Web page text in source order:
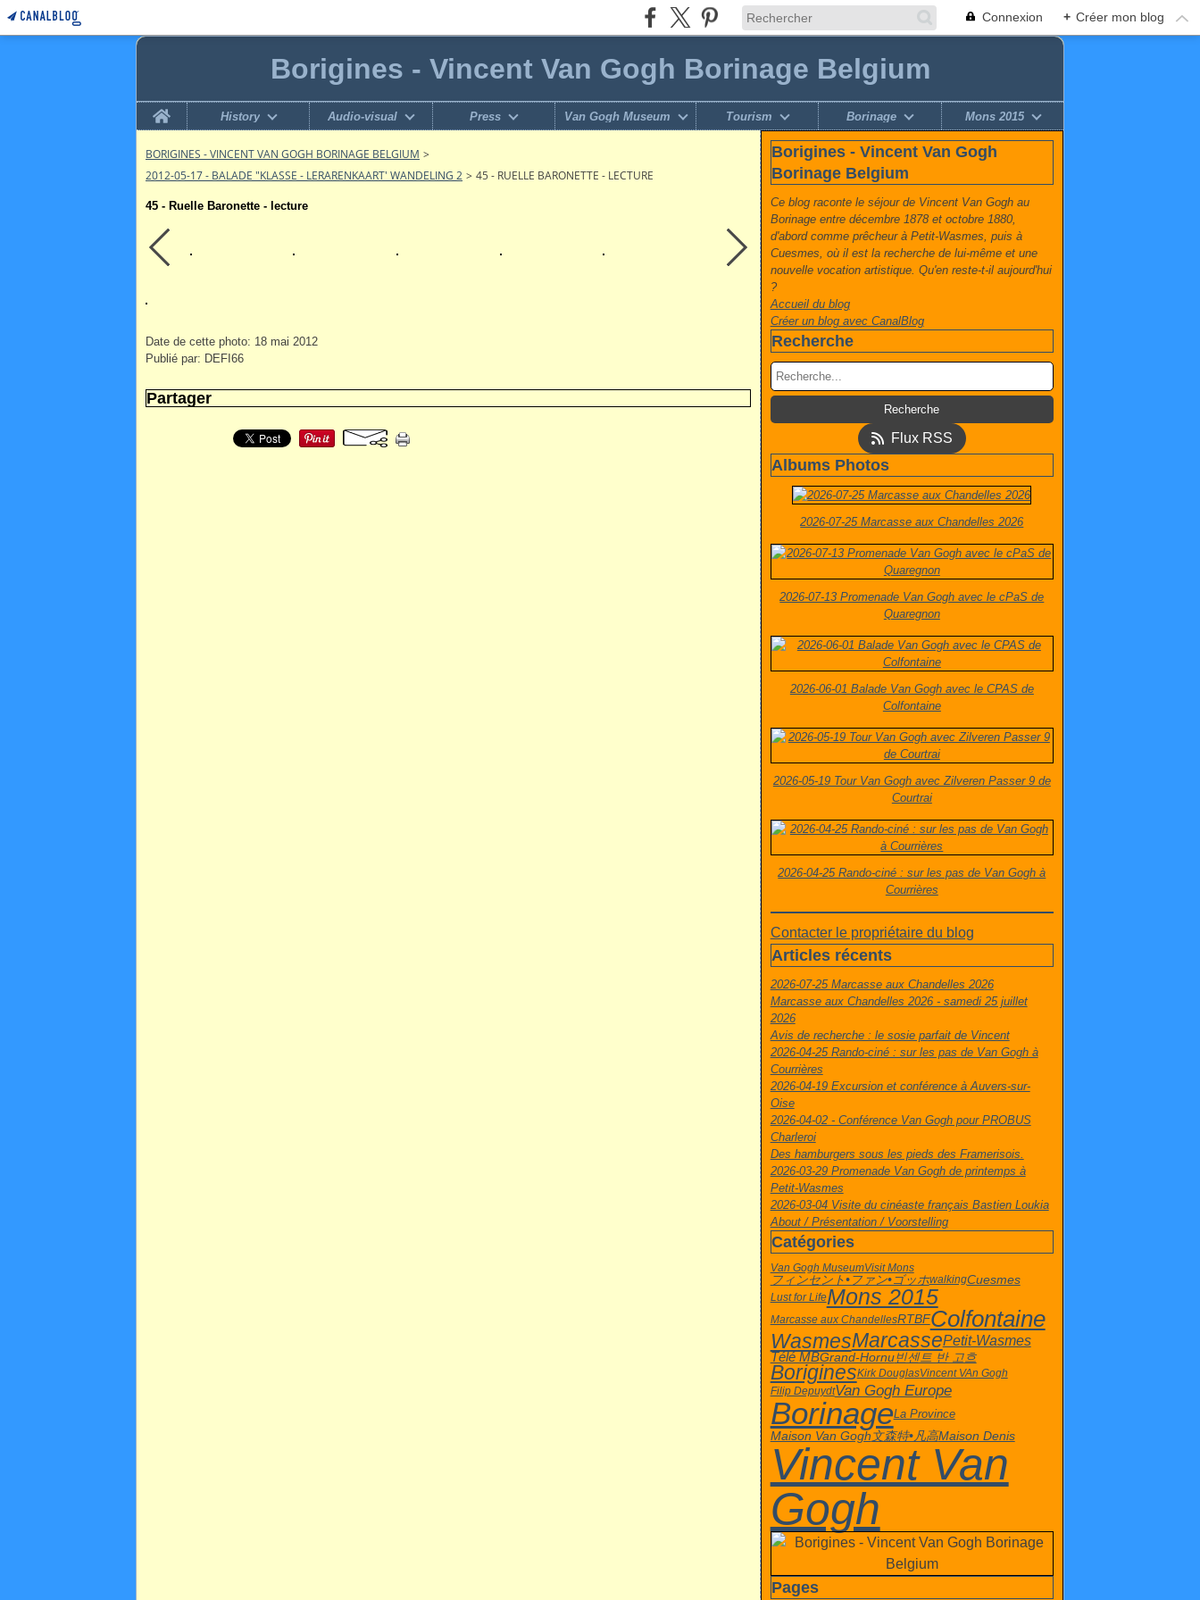
Connexion + Créer mon blog
Borigines - Vincent Van Gogh Borinage Belgium
Home
History Audio-visual Press Van Gogh Museum Tourism Borinage Mons 2015
BORIGINES - VINCENT VAN GOGH BORINAGE BELGIUM >
2012-05-17 - BALADE "KLASSE - LERARENKAART' WANDELING 2 > 45 - RUELLE BARONETTE - LECTURE
45 - Ruelle Baronette - lecture
Date de cette photo: 18 mai 2012
Publié par: DEFI66
Partager
Borigines - Vincent Van Gogh
Borinage Belgium
Ce blog raconte le séjour de Vincent Van Gogh au
Borinage entre décembre 1878 et octobre 1880,
d'abord comme prêcheur à Petit-Wasmes, puis à
Cuesmes, où il est la recherche de lui-même et une
nouvelle vocation artistique. Qu'en reste-t-il aujourd'hui
?
Accueil du blog
Créer un blog avec CanalBlog
Recherche
Flux RSS
Albums Photos
2026-07-25 Marcasse aux Chandelles 2026
2026-07-13 Promenade Van Gogh avec le cPaS de
Quaregnon
2026-06-01 Balade Van Gogh avec le CPAS de
Colfontaine
2026-05-19 Tour Van Gogh avec Zilveren Passer 9 de
Courtrai
2026-04-25 Rando-ciné : sur les pas de Van Gogh à
Courrières
Contacter le propriétaire du blog
Articles récents
2026-07-25 Marcasse aux Chandelles 2026
Marcasse aux Chandelles 2026 - samedi 25 juillet
2026
Avis de recherche : le sosie parfait de Vincent
2026-04-25 Rando-ciné : sur les pas de Van Gogh à
Courrières
2026-04-19 Excursion et conférence à Auvers-sur-
Oise
2026-04-02 - Conférence Van Gogh pour PROBUS
Charleroi
Des hamburgers sous les pieds des Framerisois.
2026-03-29 Promenade Van Gogh de printemps à
Petit-Wasmes
2026-03-04 Visite du cinéaste français Bastien Loukia
About / Présentation / Voorstelling
Catégories
Van Gogh MuseumVisit Mons
フィンセント•ファン•ゴッホwalkingCuesmes
Lust for LifeMons 2015
Marcasse aux ChandellesRTBFColfontaine
WasmesMarcassePetit-Wasmes
Télé MBGrand-Hornu빈센트 반 고흐
BoriginesKirk DouglasVincent VAn Gogh
Filip DepuydtVan Gogh Europe
BorinageLa Province
Maison Van Gogh 文森特•凡高Maison Denis
Vincent Van
Gogh
Pages